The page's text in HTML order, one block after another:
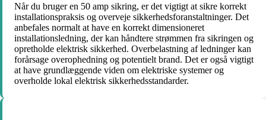
Når du bruger en 50 amp sikring, er det vigtigt at sikre korrekt
installationspraksis og overveje sikkerhedsforanstaltninger. Det
anbefales normalt at have en korrekt dimensioneret
installationsledning, der kan håndtere strømmen fra sikringen og
opretholde elektrisk sikkerhed. Overbelastning af ledninger kan
forårsage overophedning og potentielt brand. Det er også vigtigt
at have grundlæggende viden om elektriske systemer og
overholde lokal elektrisk sikkerhedsstandarder.